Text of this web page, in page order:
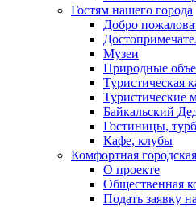
Гостям нашего города
Добро
Музеи
Природные
Туристическая
Туристические
Байкальский
Гостиницы,
Кафе, клубы
Комфортная
О проекте
Общественная
Подать заявку